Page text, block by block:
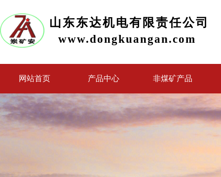
山东东达机电有限责任公司
www.dongkuangan.com
网站首页 产品中心 非煤矿产品